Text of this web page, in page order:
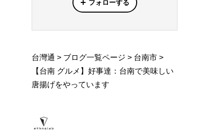
フォローする
台灣通 > ブログ一覧ページ > 台南市 >
【台南 グルメ】好事達：台南で美味しい
唐揚げをやっています